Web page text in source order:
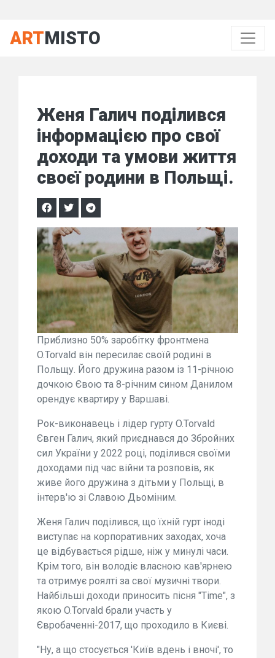
ARTMISTO
Женя Галич поділився
інформацією про свої
доходи та умови життя
своєї родини в Польщі.
Приблизно 50% заробітку фронтмена
O.Torvald він пересилає своїй родині в
Польщу. Його дружина разом із 11-річною
дочкою Євою та 8-річним сином Данилом
орендує квартиру у Варшаві.
Рок-виконавець і лідер гурту O.Torvald
Євген Галич, який приєднався до Збройних
сил України у 2022 році, поділився своїми
доходами під час війни та розповів, як
живе його дружина з дітьми у Польщі, в
інтерв'ю зі Славою Дьоміним.
Женя Галич поділився, що їхній гурт іноді
виступає на корпоративних заходах, хоча
це відбувається рідше, ніж у минулі часи.
Крім того, він володіє власною кав'ярнею
та отримує роялті за свої музичні твори.
Найбільші доходи приносить пісня "Time", з
якою O.Torvald брали участь у
Євробаченні-2017, що проходило в Києві.
"Ну, а що стосується 'Київ вдень і вночі', то